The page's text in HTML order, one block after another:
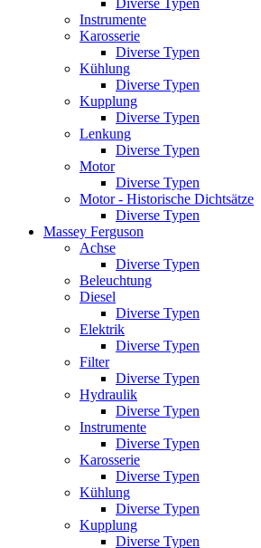
Instrumente
Karosserie
Diverse Typen
Kühlung
Diverse Typen
Kupplung
Diverse Typen
Lenkung
Diverse Typen
Motor
Diverse Typen
Motor - Historische Dichtsätze
Diverse Typen
Massey Ferguson
Achse
Diverse Typen
Beleuchtung
Diesel
Diverse Typen
Elektrik
Diverse Typen
Filter
Diverse Typen
Hydraulik
Diverse Typen
Instrumente
Diverse Typen
Karosserie
Diverse Typen
Kühlung
Diverse Typen
Kupplung
Diverse Typen